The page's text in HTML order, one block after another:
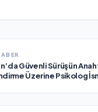
Güvenli Sürüşün
Üzerine Psikolog